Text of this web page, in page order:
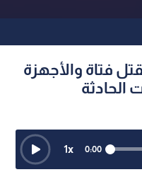
فتاة والأجهزة
الحادثة
0:00
1x